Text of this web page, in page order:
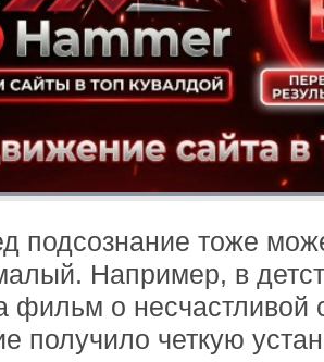
подсознание тоже
Например, в
фильм о несчастливой
получило четкую